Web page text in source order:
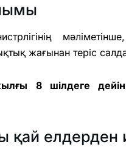
жағынан теріс
8 шілдеге дейін
қай елдерден